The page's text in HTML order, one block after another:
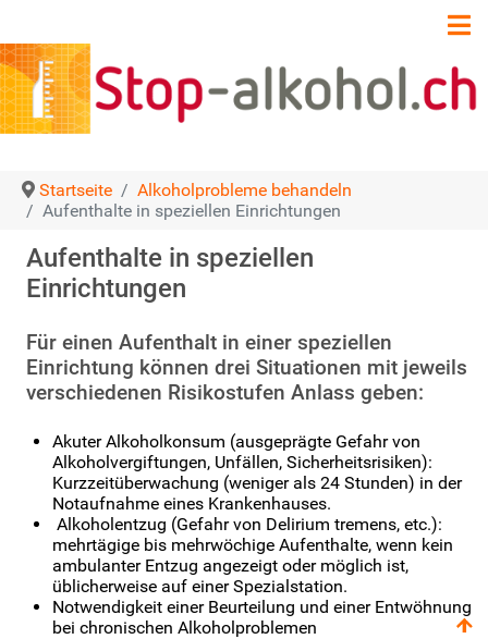
Startseite
Alkoholprobleme behandeln
Aufenthalte in speziellen Einrichtungen
Aufenthalte in speziellen
Einrichtungen
Für einen Aufenthalt in einer speziellen
Einrichtung können drei Situationen mit jeweils
verschiedenen Risikostufen Anlass geben:
Akuter Alkoholkonsum (ausgeprägte Gefahr von
Alkoholvergiftungen, Unfällen, Sicherheitsrisiken):
Kurzzeitüberwachung (weniger als 24 Stunden) in der
Notaufnahme eines Krankenhauses.
Alkoholentzug (Gefahr von Delirium tremens, etc.):
mehrtägige bis mehrwöchige Aufenthalte, wenn kein
ambulanter Entzug angezeigt oder möglich ist,
üblicherweise auf einer Spezialstation.
Notwendigkeit einer Beurteilung und einer Entwöhnung
bei chronischen Alkoholproblemen